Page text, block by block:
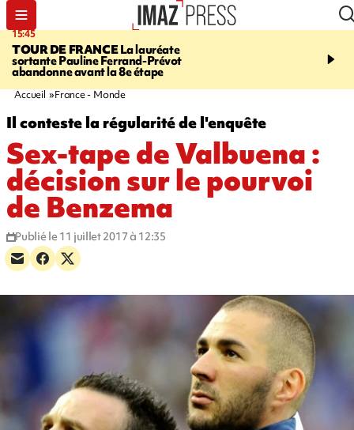
15:45
TOUR DE FRANCELa lauréate
sortante Pauline Ferrand-Prévot
abandonne avant la 8e étape
20:17
routière, concours de
Accueil France - Monde
Il conteste la régularité de l'enquête
Sex-tape de Valbuena :
décision sur le pourvoi
de Benzema
Publié le 11 juillet 2017 à 12:35